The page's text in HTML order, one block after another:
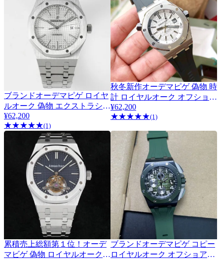
3
ブランドオーデマピゲ ロイヤ
ルオーク 偽物 エクストラシン
Odk46590
¥62,200
★★★★★(1)
秋冬新作オーデマピゲ 偽物 時
計 ロイヤルオーク オフショア
ダイバー
15703STOOA002CA01
¥62,200
★★★★★(1)
累積売上総額第１位！オーデ
マビゲ 偽物 ロイヤルオーク
ブランドオーデマピゲ コピー
ロイヤルオーク オフショアク